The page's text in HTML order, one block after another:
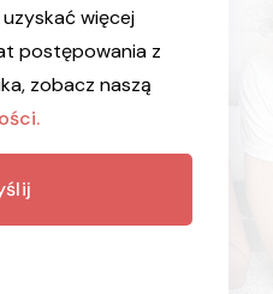
więcej
postępowania z
zobacz naszą